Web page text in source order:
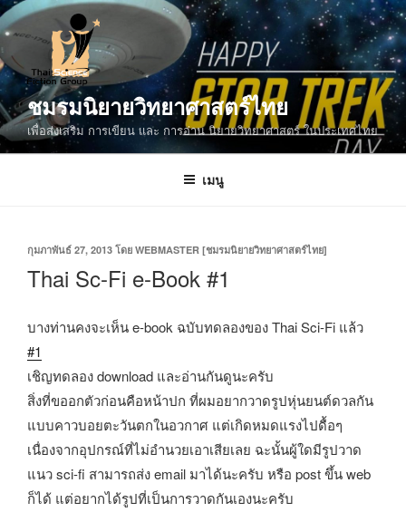
ข้าม
ไป
ยัง
บทความ
ชมรมนิยายวิทยาศาสตร์ไทย
เพื่อส่งเสริม การเขียน และ การอ่าน นิยายวิทยาศาสตร์ ในประเทศไทย
เมนู
เขียน
กุมภาพันธ์ 27, 2013 โดย WEBMASTER [ชมรมนิยายวิทยาศาสตร์ไทย]
Thai Sc-Fi e-Book #1
บางท่านคงจะเห็น e-book ฉบับทดลองของ Thai Sci-Fi แล้ว
#1
เชิญทดลอง download และอ่านกันดูนะครับ
สิ่งที่ขออกตัวก่อนคือหน้าปก ที่ผมอยากวาดรูปหุ่นยนต์ดวลกัน
แบบคาวบอยตะวันตกในอวกาศ แต่เกิดหมดแรงไปดื้อๆ
เนื่องจากอุปกรณ์ที่ไม่อำนวยเอาเสียเลย ฉะนั้นผู้ใดมีรูปวาด
แนว sci-fi สามารถส่ง email มาได้นะครับ หรือ post ขึ้น web
ก็ได้ แต่อยากได้รูปที่เป็นการวาดกันเองนะครับ